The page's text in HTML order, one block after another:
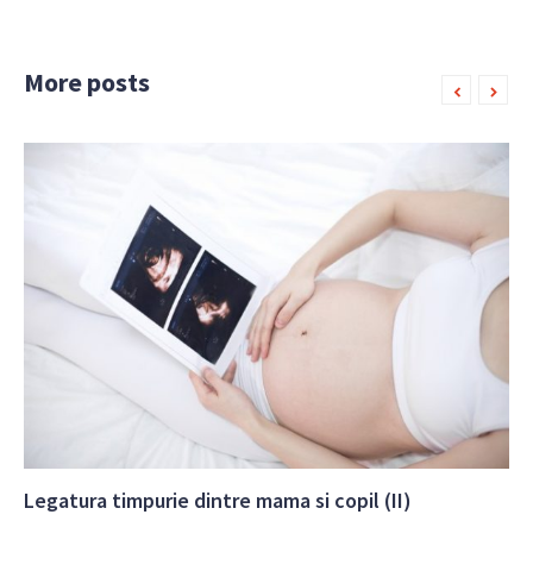
More posts
Legatura timpurie dintre mama si copil (II)